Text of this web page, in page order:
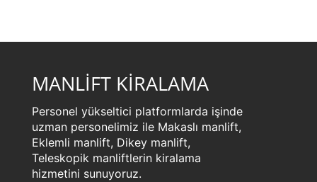
MANLİFT KİRALAMA
Personel yükseltici platformlarda işinde
uzman personelimiz ile Makaslı manlift,
Eklemli manlift, Dikey manlift,
Teleskopik manliftlerin kiralama
hizmetini sunuyoruz.